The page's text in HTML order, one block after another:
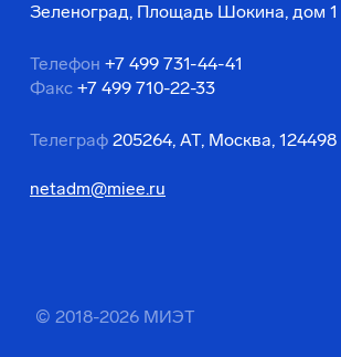
Зеленоград, Площадь Шокина, дом 1
Телефон +7 499 731-44-41
Факс +7 499 710-22-33
Телеграф 205264, АТ, Москва, 124498
netadm@miee.ru
© 2018-2026 МИЭТ